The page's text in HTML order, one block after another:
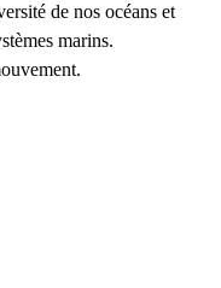
de nos océans et
marins.